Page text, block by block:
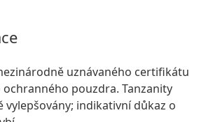
uznávaného certifikátu
ochranného pouzdra. Tanzanity
vylepšovány; indikativní důkaz o